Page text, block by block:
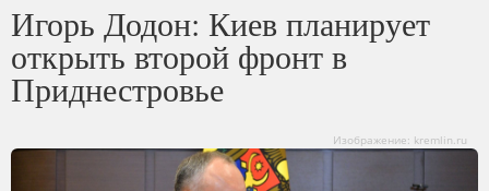
Игорь Додон: Киев планирует
открыть второй фронт в
Приднестровье
Изображение: kremlin.ru